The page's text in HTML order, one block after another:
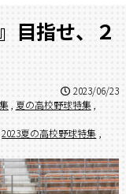
目指せ、２
2023/06/23
, 夏の高校野球特集 ,
2023夏の高校野球特集